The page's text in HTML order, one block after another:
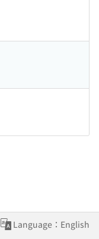
Language：English